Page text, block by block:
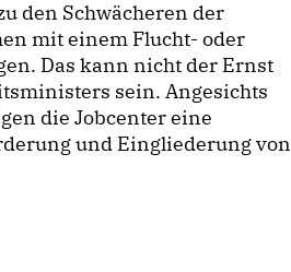
den Schwächeren der
mit einem Flucht- oder
Das kann nicht der Ernst
sein. Angesichts
die Jobcenter eine
und Eingliederung von